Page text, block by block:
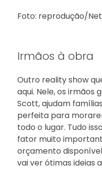
Foto: reprodução/
Irmãos à obra
Outro reality show
aqui. Nele, os irmãos
Scott, ajudam
perfeita para
todo o lugar. Tudo
fator muito
orçamento
vai ver ótimas ideias